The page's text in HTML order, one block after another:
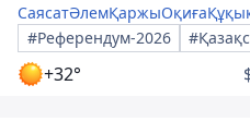
СаясатӘлемҚаржыОқиға
#Референдум-2026
+32°